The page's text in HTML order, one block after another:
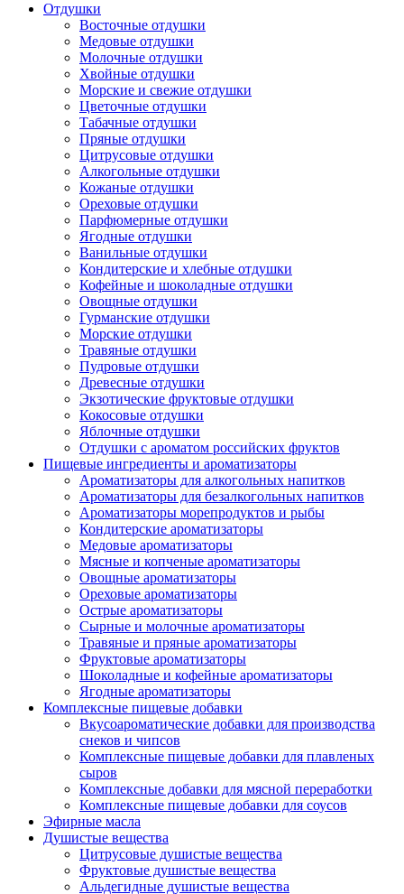
Отдушки
Восточные отдушки
Медовые отдушки
Молочные отдушки
Хвойные отдушки
Морские и свежие отдушки
Цветочные отдушки
Табачные отдушки
Пряные отдушки
Цитрусовые отдушки
Алкогольные отдушки
Кожаные отдушки
Ореховые отдушки
Парфюмерные отдушки
Ягодные отдушки
Ванильные отдушки
Кондитерские и хлебные отдушки
Кофейные и шоколадные отдушки
Овощные отдушки
Гурманские отдушки
Морские отдушки
Травяные отдушки
Пудровые отдушки
Древесные отдушки
Экзотические фруктовые отдушки
Кокосовые отдушки
Яблочные отдушки
Отдушки с ароматом российских фруктов
Пищевые ингредиенты и ароматизаторы
Ароматизаторы для алкогольных напитков
Ароматизаторы для безалкогольных напитков
Ароматизаторы морепродуктов и рыбы
Кондитерские ароматизаторы
Медовые ароматизаторы
Мясные и копченые ароматизаторы
Овощные ароматизаторы
Ореховые ароматизаторы
Острые ароматизаторы
Сырные и молочные ароматизаторы
Травяные и пряные ароматизаторы
Фруктовые ароматизаторы
Шоколадные и кофейные ароматизаторы
Ягодные ароматизаторы
Комплексные пищевые добавки
Вкусоароматические добавки для производства
снеков и чипсов
Комплексные пищевые добавки для плавленых
сыров
Комплексные добавки для мясной переработки
Комплексные пищевые добавки для соусов
Эфирные масла
Душистые вещества
Цитрусовые душистые вещества
Фруктовые душистые вещества
Альдегидные душистые вещества